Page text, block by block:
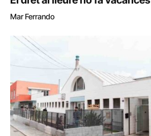
Mar Ferrando